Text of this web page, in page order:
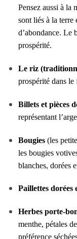
Pensez aussi à la
sont liés à la terre
d’abondance. Le
prospérité.
Le riz
prospérité dans le
Billets et pièces
représentant
Bougies(les
les bougies
blanches, dorées
Paillettes dorées
Herbes porte-
menthe, pétales
préférence